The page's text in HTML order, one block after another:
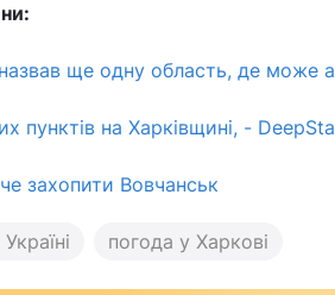
ще одну область, де може
пунктів на Харківщині, -
захопити Вовчанськ
погода у Харкові